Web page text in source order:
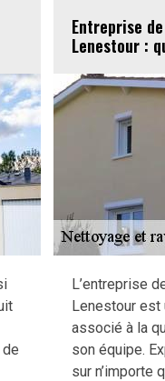
Entreprise
Lenestour :
L’entreprise
Lenestour est
associé à la
son équipe.
sur n’importe